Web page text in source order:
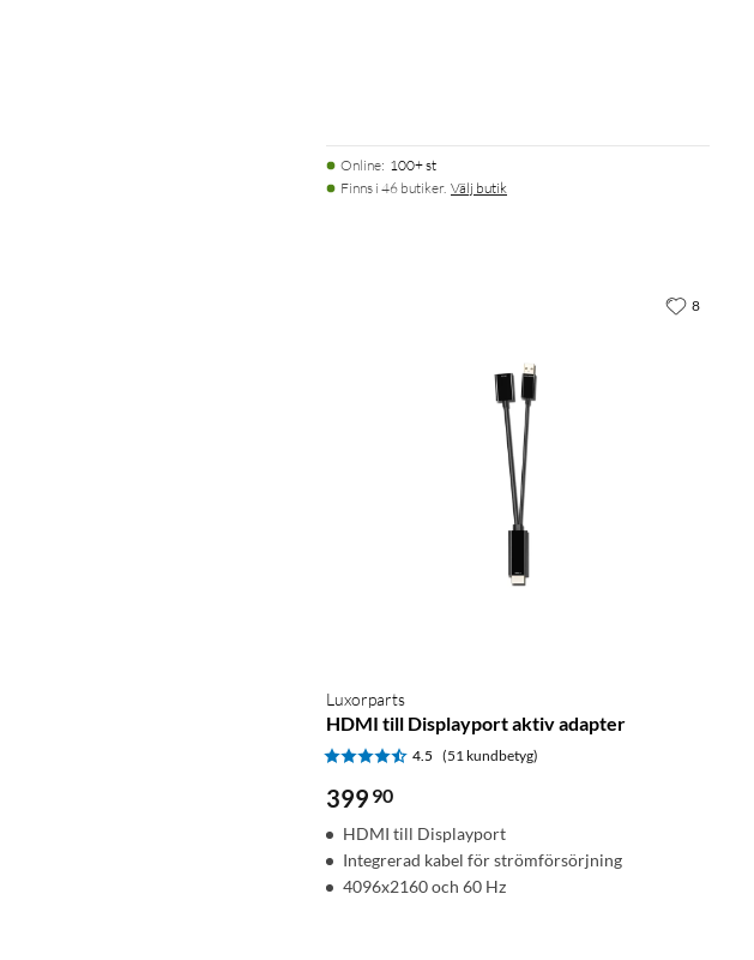
Online: 100+ st
Finns i 46 butiker. Välj butik
Luxorparts
HDMI till Displayport aktiv adapter
4.5 (51 kundbetyg)
399 90
HDMI till Displayport
Integrerad kabel för strömförsörjning
4096x2160 och 60 Hz
8